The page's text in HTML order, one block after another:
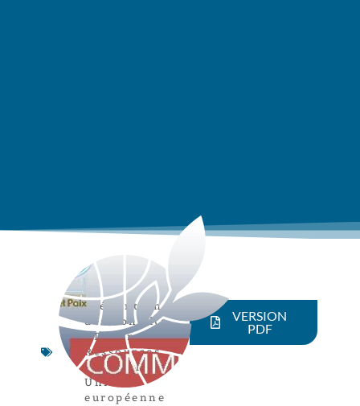
Prévention
des conflits,
RD Congo,
Ressources
naturelles ,
Union
européenne
VERSION
PDF